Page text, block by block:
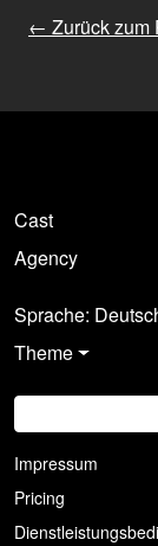
← Zurück zum
Cast
Agency
Sprache:
Theme
Impressum
Pricing